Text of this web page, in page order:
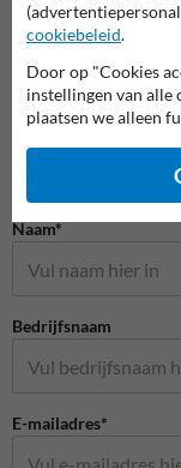
Stel je vraag aan
Naam*
Bedrijfsnaam
E-mailadres*
cookiebeleid.
Door op "Cookies
instellingen van alle
plaatsen we alleen